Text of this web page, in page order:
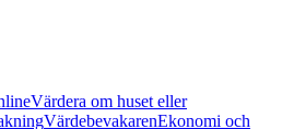
Värdera om huset eller
VärdebevakarenEkonomi och